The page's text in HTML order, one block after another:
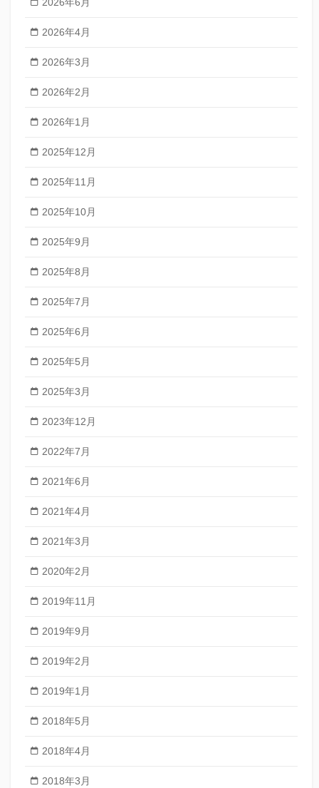
2026年4月
2026年3月
2026年2月
2026年1月
2025年12月
2025年11月
2025年10月
2025年9月
2025年8月
2025年7月
2025年6月
2025年5月
2025年3月
2023年12月
2022年7月
2021年6月
2021年4月
2021年3月
2020年2月
2019年11月
2019年9月
2019年2月
2019年1月
2018年5月
2018年4月
2018年3月